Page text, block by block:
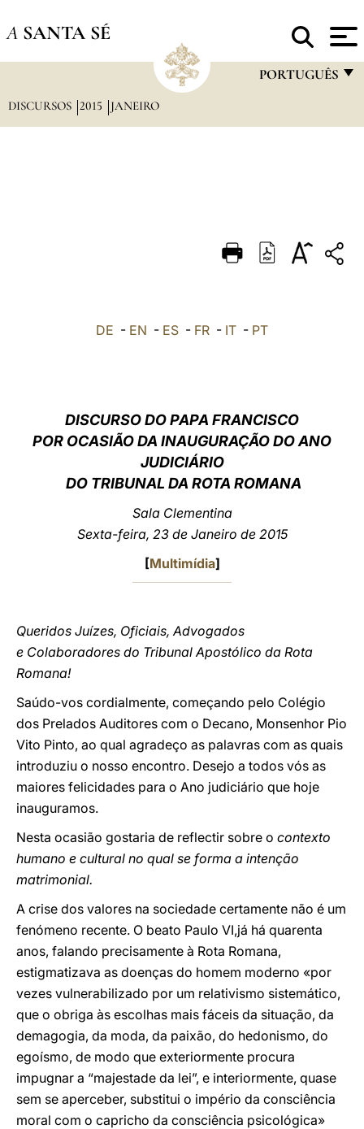
A SANTA SÉ
PORTUGUÊS
DEUTSCH
العربيّة
DISCURSOS 2015 JANEIRO
DE - EN - ES - FR - IT - PT
DISCURSO DO PAPA FRANCISCO
POR OCASIÃO DA INAUGURAÇÃO DO ANO
JUDICIÁRIO
DO TRIBUNAL DA ROTA ROMANA
Sala Clementina
Sexta-feira, 23 de Janeiro de 2015
[Multimídia]
Queridos Juízes, Oficiais, Advogados
e Colaboradores do Tribunal Apostólico da Rota
Romana!
Saúdo-vos cordialmente, começando pelo Colégio
dos Prelados Auditores com o Decano, Monsenhor Pio
Vito Pinto, ao qual agradeço as palavras com as quais
introduziu o nosso encontro. Desejo a todos vós as
maiores felicidades para o Ano judiciário que hoje
inauguramos.
Nesta ocasião gostaria de reflectir sobre o contexto
humano e cultural no qual se forma a intenção
matrimonial.
A crise dos valores na sociedade certamente não é um
fenómeno recente. O beato Paulo VI,já há quarenta
anos, falando precisamente à Rota Romana,
estigmatizava as doenças do homem moderno «por
vezes vulnerabilizado por um relativismo sistemático,
que o obriga às escolhas mais fáceis da situação, da
demagogia, da moda, da paixão, do hedonismo, do
egoísmo, de modo que exteriormente procura
impugnar a “majestade da lei”, e interiormente, quase
sem se aperceber, substitui o império da consciência
moral com o capricho da consciência psicológica»